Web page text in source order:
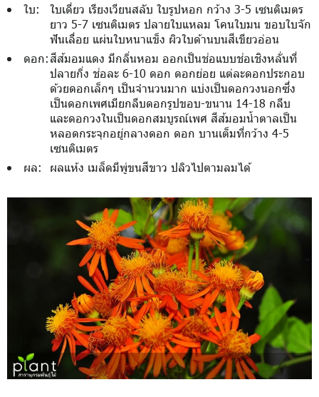
ใบ:
ใบเดี่ยว เรียงเวียนสลับ ใบรูปหอก กว้าง 3-5 เซนติเมตร
ยาว 5-7 เซนติเมตร ปลายใบแหลม โคนใบมน ขอบใบจัก
ฟันเลื่อย แผ่นใบหนาแข็ง ผิวใบด้านบนสีเขียวอ่อน
ดอก:สีส้มอมแดง มีกลิ่นหอม ออกเป็นช่อแบบช่อเชิงหลั่นที่
ปลายกิ่ง ช่อละ 6-10 ดอก ดอกย่อย แต่ละดอกประกอบ
ด้วยดอกเล็กๆ เป็นจำนวนมาก แบ่งเป็นดอกวงนอกซึ่ง
เป็นดอกเพศเมียกลีบดอกรูปขอบ-ขนาน 14-18 กลีบ
และดอกวงในเป็นดอกสมบูรณ์เพศ สีส้มอมน้ำตาลเป็น
หลอดกระจุกอยู่กลางดอก ดอก บานเต็มที่กว้าง 4-5
เซนติเมตร
ผล:
ผลแห้ง เมล็ดมีพู่ขนสีขาว ปลิวไปตามลมได้